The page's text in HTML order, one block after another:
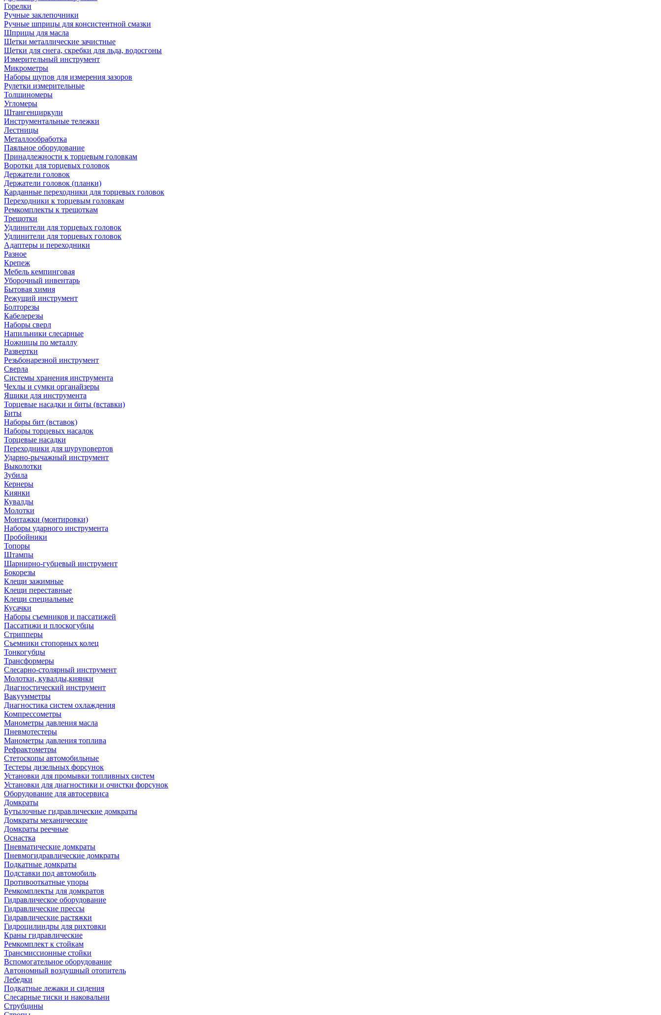
Горелки
Ручные заклепочники
Ручные шприцы для консистентной смазки
Шприцы для масла
Щетки металлические зачистные
Щетки для снега, скребки для льда, водосгоны
Измерительный инструмент
Микрометры
Наборы щупов для измерения зазоров
Рулетки измерительные
Толщиномеры
Угломеры
Штангенциркули
Инструментальные тележки
Лестницы
Металлообработка
Паяльное оборудование
Принадлежности к торцевым головкам
Воротки для торцевых головок
Держатели головок
Держатели головок (планки)
Карданные переходники для торцевых головок
Переходники к торцевым головкам
Ремкомплекты к трещоткам
Трещотки
Удлинители для торцевых головок
Удлинители для торцевых головок
Адаптеры и переходники
Разное
Крепеж
Мебель кемпинговая
Уборочный инвентарь
Бытовая химия
Режущий инструмент
Болторезы
Кабелерезы
Наборы сверл
Напильники слесарные
Ножницы по металлу
Развертки
Резьбонарезной инструмент
Сверла
Системы хранения инструмента
Чехлы и сумки органайзеры
Ящики для инструмента
Торцевые насадки и биты (вставки)
Биты
Наборы бит (вставок)
Наборы торцевых насадок
Торцевые насадки
Переходники для шуруповертов
Ударно-рычажный инструмент
Выколотки
Зубила
Кернеры
Киянки
Кувалды
Молотки
Монтажки (монтировки)
Наборы ударного инструмента
Пробойники
Топоры
Штампы
Шарнирно-губцевый инструмент
Бокорезы
Клещи зажимные
Клещи переставные
Клещи специальные
Кусачки
Наборы съемников и пассатижей
Пассатижи и плоскогубцы
Стрипперы
Съемники стопорных колец
Тонкогубцы
Трансформеры
Слесарно-столярный инструмент
Молотки, кувалды,киянки
Диагностический инструмент
Вакуумметры
Диагностика систем охлаждения
Компрессометры
Манометры давления масла
Пневмотестеры
Манометры давления топлива
Рефрактометры
Стетоскопы автомобильные
Тестеры дизельных форсунок
Установки для промывки топливных систем
Установки для диагностики и очистки форсунок
Оборудование для автосервиса
Домкраты
Бутылочные гидравлические домкраты
Домкраты механические
Домкраты реечные
Оснастка
Пневматические домкраты
Пневмогидравлические домкраты
Подкатные домкраты
Подставки под автомобиль
Противооткатные упоры
Ремкомплекты для домкратов
Гидравлическое оборудование
Гидравлические прессы
Гидравлические растяжки
Гидроцилиндры для рихтовки
Краны гидравлические
Ремкомплект к стойкам
Трансмиссионные стойки
Вспомогательное оборудование
Автономный воздушный отопитель
Лебедки
Подкатные лежаки и сидения
Слесарные тиски и наковальни
Струбцины